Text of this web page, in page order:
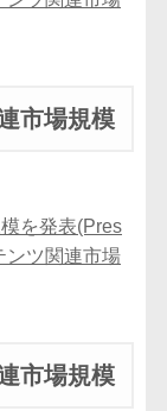
市場規模
を発表(Pres
ンツ関連市場
市場規模